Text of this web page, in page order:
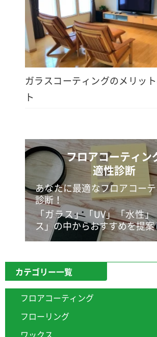
ガラスコーティングのメリッ
ト
フロアコーティン
適性診断
あなたに最適なフロアコー
診断！
「ガラス」「UV」「水性
ス」の中からおすすめを提
カテゴリー一覧
フロアコーティング
フローリング
ワックス